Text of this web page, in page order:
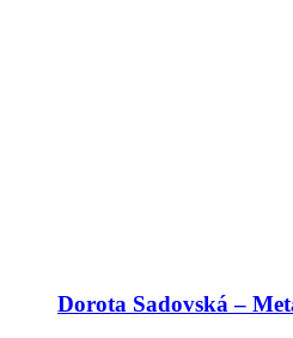
Dorota Sadovská –